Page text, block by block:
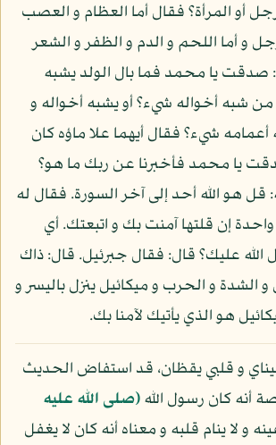
أو المرأة؟ فقال أما العظام و العصب
و أما اللحم و الدم و الظفر و الشعر
صدقت يا محمد فما بال الولد يشبه
شبه أخواله شيء؟ أو يشبه أخواله و
شيء؟ فقال أيهما علا ماؤه كان
يا محمد فأخبرنا عن ربك ما هو؟
قل هو الله أحد إلى آخر السورة. فقال له
إن قلتها آمنت بك و اتبعتك. أي
الله عليك؟ قال: فقال جبرئيل. قال: ذاك
و الشدة و الحرب و ميكائيل ينزل باليسر و
هو الذي يأتيك لآمنا بك.
و قلبي يقظان، قد استفاض الحديث
أنه كان رسول الله(صلى الله عليه
و لا ينام قلبه و معناه أنه كان لا يغفل